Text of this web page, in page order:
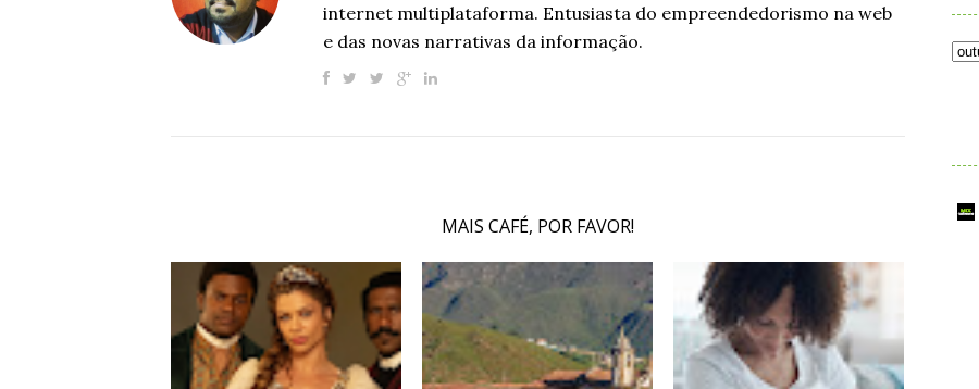
internet multiplataforma. Entusiasta do empreendedorismo na web
e das novas narrativas da informação.
MAIS CAFÉ, POR FAVOR!